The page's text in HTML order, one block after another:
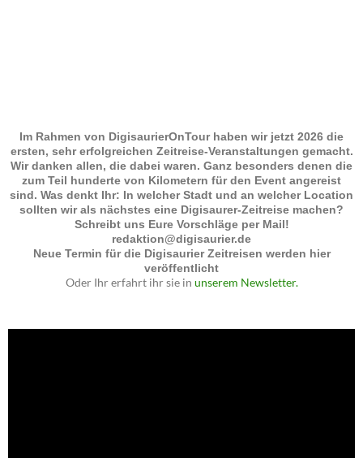
Im Rahmen von DigisaurierOnTour haben wir jetzt 2026 die
ersten, sehr erfolgreichen Zeitreise-Veranstaltungen gemacht.
Wir danken allen, die dabei waren. Ganz besonders denen die
zum Teil hunderte von Kilometern für den Event angereist
sind. Was denkt Ihr: In welcher Stadt und an welcher Location
sollten wir als nächstes eine Digisaurer-Zeitreise machen?
Schreibt uns Eure Vorschläge per Mail!
redaktion@digisaurier.de
Neue Termin für die Digisaurier Zeitreisen werden hier
veröffentlicht
Oder Ihr erfahrt ihr sie in unserem Newsletter.